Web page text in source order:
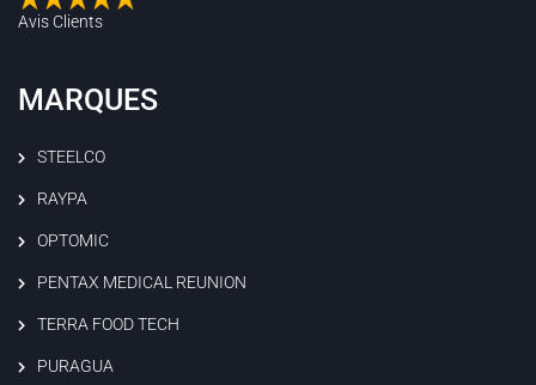
Avis Clients
MARQUES
STEELCO
RAYPA
OPTOMIC
PENTAX MEDICAL REUNION
TERRA FOOD TECH
PURAGUA